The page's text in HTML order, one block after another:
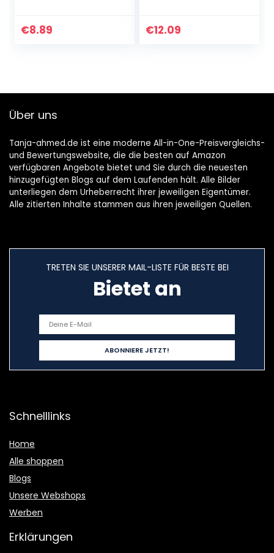
Handknochenpart
€8.89
Wanddekoration
€12.09
Über uns
Tanja-ahmed.de ist eine moderne All-in-One-Preisvergleichs-
und Bewertungswebsite, die die besten auf Amazon
verfügbaren Angebote bietet und Sie durch die neuesten
hinzugefügten Blogs auf dem Laufenden hält. Alle Bilder
unterliegen dem Urheberrecht ihrer jeweiligen Eigentümer.
Alle zitierten Inhalte stammen aus ihren jeweiligen Quellen.
TRETEN SIE UNSERER MAIL-LISTE FÜR BESTE BEI
Bietet an
Schnelllinks
Home
Alle shoppen
Blogs
Unsere Webshops
Werben
Erklärungen